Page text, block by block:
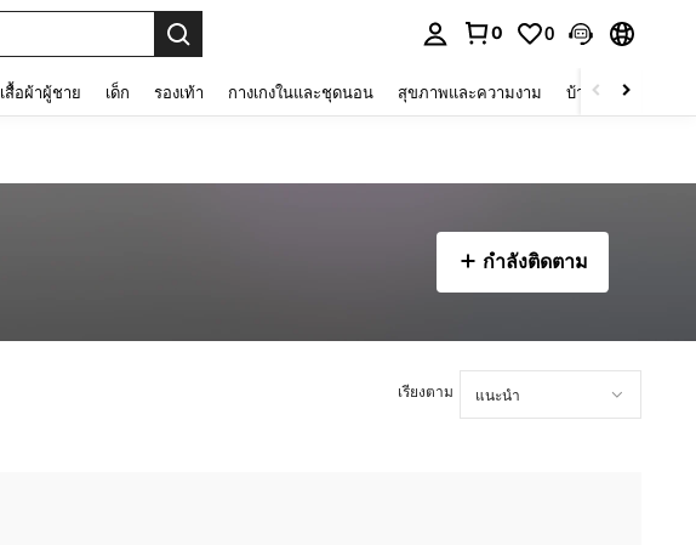
0 0
เสื้อผ้าผู้ชาย เด็ก รองเท้า กางเกงในและชุดนอน สุขภาพและความงาม บ้านและที่อยู่อาศัย
กำลังติดตาม
เรียงตาม